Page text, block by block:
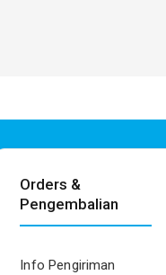
Orders &
Pengembalian
Info Pengiriman